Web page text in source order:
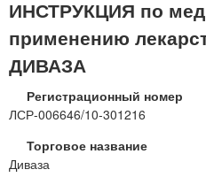
ИНСТРУКЦИЯ по
применению
ДИВАЗА
Регистрационный номер
ЛСР-006646/10-301216
Торговое название
Диваза